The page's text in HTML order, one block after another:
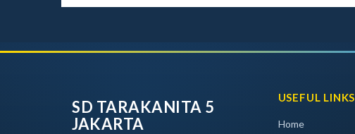
SD TARAKANITA 5
JAKARTA
USEFUL LINKS
Home